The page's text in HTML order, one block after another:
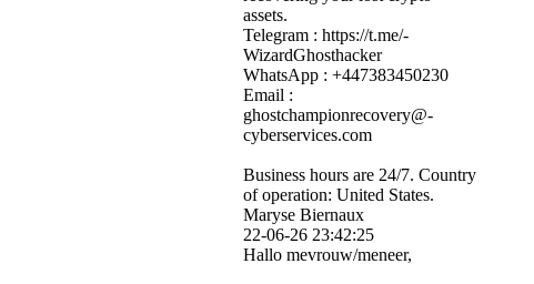
assets.
Telegram : https:­//­t.­me/­
WizardGhosthacker
WhatsApp : +447383450230
Email :
ghostchampionrecovery@­
cyberservices.­com
Business hours are 24/7. Country
of operation: United States.
Maryse Biernaux
22-06-26 23:42:25
Hallo mevrouw/meneer,